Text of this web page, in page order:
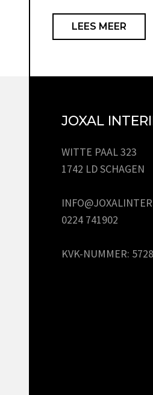
LEES MEER
JOXAL
WITTE PAAL 323
1742 LD SCHAGEN
0224 741902
KVK-NUMMER: